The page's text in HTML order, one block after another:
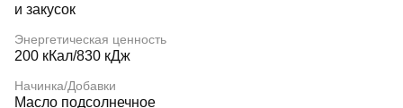
и закусок
Энергетическая ценность
200 кКал/830 кДж
Начинка/Добавки
Масло подсолнечное